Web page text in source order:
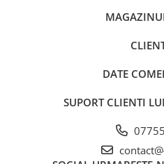
DATE
SUPORT CLIENTI